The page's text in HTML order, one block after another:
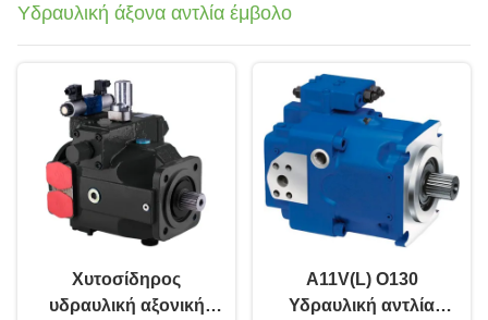
Υδραυλική άξονα αντλία έμβολο
Χυτοσίδηρος
υδραυλική αξονική
A11V(L) O130
Υδραυλική αντλία